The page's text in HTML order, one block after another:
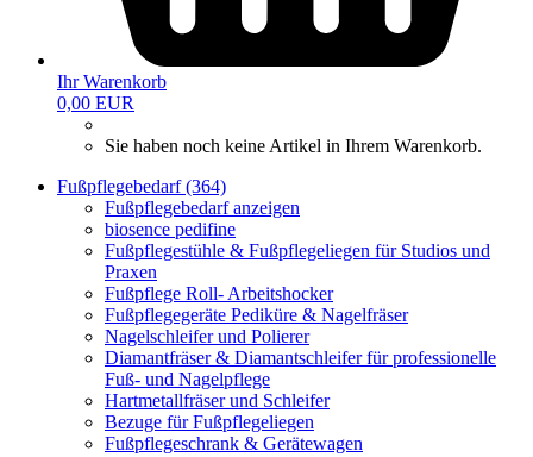
Ihr Warenkorb
0,00 EUR
Sie haben noch keine Artikel in Ihrem Warenkorb.
Fußpflegebedarf (364)
Fußpflegebedarf anzeigen
biosence pedifine
Fußpflegestühle & Fußpflegeliegen für Studios und
Praxen
Fußpflege Roll- Arbeitshocker
Fußpflegegeräte Pediküre & Nagelfräser
Nagelschleifer und Polierer
Diamantfräser & Diamantschleifer für professionelle
Fuß- und Nagelpflege
Hartmetallfräser und Schleifer
Bezuge für Fußpflegeliegen
Fußpflegeschrank & Gerätewagen